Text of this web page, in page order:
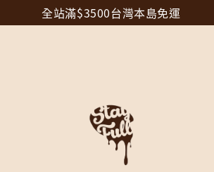
全站滿$3500台灣本島免運